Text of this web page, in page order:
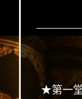
★第一